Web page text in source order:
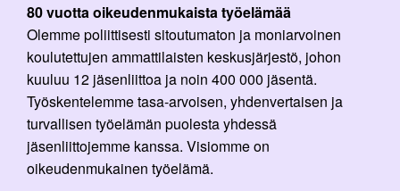
80 vuotta oikeudenmukaista työelämää
Olemme poliittisesti sitoutumaton ja moniarvoinen
koulutettujen ammattilaisten keskusjärjestö, johon
kuuluu 12 jäsenliittoa ja noin 400 000 jäsentä.
Työskentelemme tasa-arvoisen, yhdenvertaisen ja
turvallisen työelämän puolesta yhdessä
jäsenliittojemme kanssa. Visiomme on
oikeudenmukainen työelämä.